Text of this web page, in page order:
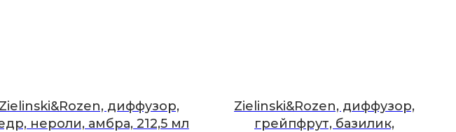
Zielinski&Rozen, диффузор,
нероли, амбра, 212,5 мл
Zielinski&Rozen, диффузор,
грейпфрут, базилик,